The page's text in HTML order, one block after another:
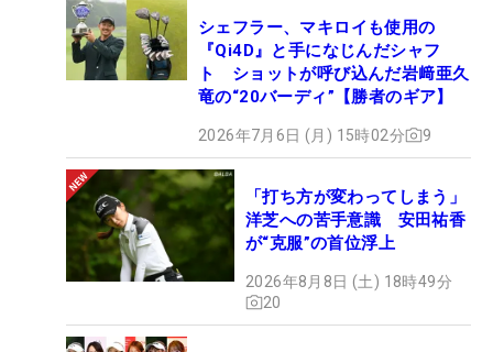
シェフラー、マキロイも使用の
『Qi4D』と手になじんだシャフ
ト ショットが呼び込んだ岩﨑亜久
竜の“20バーディ”【勝者のギア】
2026年7月6日 (月) 15時02分 9
「打ち方が変わってしまう」
洋芝への苦手意識 安田祐香
が“克服”の首位浮上
2026年8月8日 (土) 18時49分
20